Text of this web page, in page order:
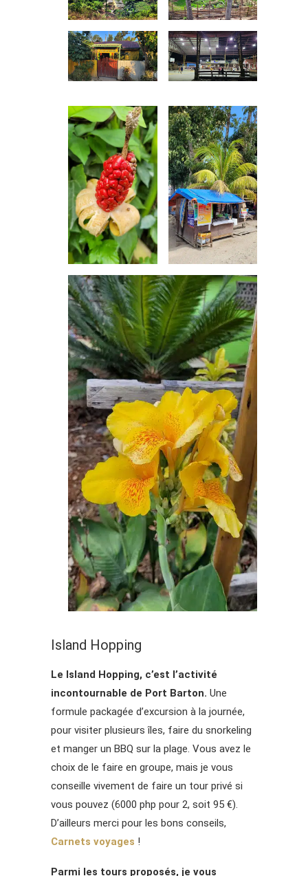
Island Hopping
Le Island Hopping, c’est l’activité
incontournable de Port Barton. Une
formule packagée d’excursion à la journée,
pour visiter plusieurs îles, faire du snorkeling
et manger un BBQ sur la plage. Vous avez le
choix de le faire en groupe, mais je vous
conseille vivement de faire un tour privé si
vous pouvez (6000 php pour 2, soit 95 €).
D’ailleurs merci pour les bons conseils,
Carnets voyages !
Parmi les tours proposés, je vous